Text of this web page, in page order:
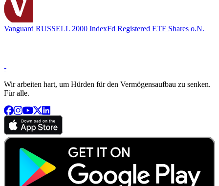
Vanguard RUSSELL 2000 IndexFd Registered ETF Shares o.N.
-
Wir arbeiten hart, um Hürden für den Vermögensaufbau zu senken.
Für alle.